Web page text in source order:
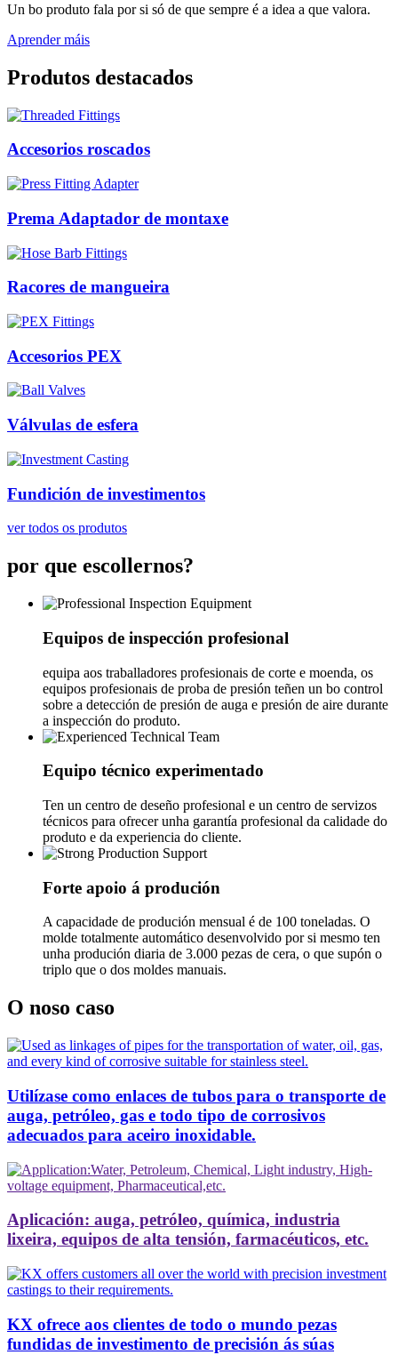
Un bo produto fala por si só de que sempre é a idea a que valora.
Aprender máis
Produtos destacados
Accesorios roscados
Prema Adaptador de montaxe
Racores de mangueira
Accesorios PEX
Válvulas de esfera
Fundición de investimentos
ver todos os produtos
por que escollernos?
Equipos de inspección profesional
equipa aos traballadores profesionais de corte e moenda, os
equipos profesionais de proba de presión teñen un bo control
sobre a detección de presión de auga e presión de aire durante
a inspección do produto.
Equipo técnico experimentado
Ten un centro de deseño profesional e un centro de servizos
técnicos para ofrecer unha garantía profesional da calidade do
produto e da experiencia do cliente.
Forte apoio á produción
A capacidade de produción mensual é de 100 toneladas. O
molde totalmente automático desenvolvido por si mesmo ten
unha produción diaria de 3.000 pezas de cera, o que supón o
triplo que o dos moldes manuais.
O noso caso
Utilízase como enlaces de tubos para o transporte de
auga, petróleo, gas e todo tipo de corrosivos
adecuados para aceiro inoxidable.
Aplicación: auga, petróleo, química, industria
lixeira, equipos de alta tensión, farmacéuticos, etc.
KX ofrece aos clientes de todo o mundo pezas
fundidas de investimento de precisión ás súas